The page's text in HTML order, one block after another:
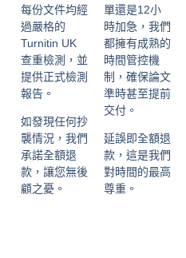
每份文件均經
過嚴格的
Turnitin UK
查重檢測，並
提供正式檢測
報告。
如發現任何抄
襲情況，我們
承諾全額退
款，讓您無後
顧之憂。
單還是12小
時加急，我們
都擁有成熟的
時間管控機
制，確保論文
準時甚至提前
交付。
延誤即全額退
款，這是我們
對時間的最高
尊重。